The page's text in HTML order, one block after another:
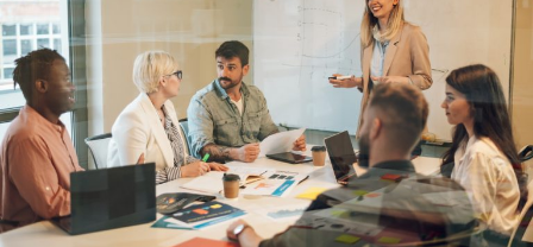
посетителям
дополнительную
информацию для
ознакомления или
интерактивные
материалы на сайте.
Категорическая
организация страниц